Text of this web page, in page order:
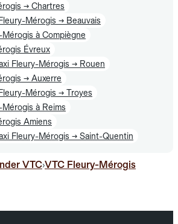
→ Chartres
Mérogis → Beauvais
à Compiègne
Évreux
Fleury-Mérogis → Rouen
→ Auxerre
Mérogis → Troyes
à Reims
Amiens
Fleury-Mérogis → Saint-Quentin
VTC›VTC Fleury-Mérogis